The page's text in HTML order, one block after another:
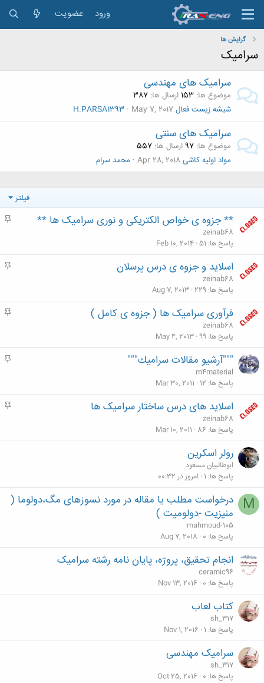
ورود عضویت
گرایش ها
سرامیک
سرامیک های مهندسی
موضوع ها 153 ارسال ها 387
شیشه زیست فعالMay 7, 2017
H.PARSA1393
سرامیک های سنتی
موضوع ها 97ارسال ها 557
مواد اولیه کاشیApr 28, 2018 محمد سرام
فیلتر
م
** جزوه ی خواص الکتریکی و نوری سرامیک ها **
zeinab68
پاسخ ها 51
Feb 10, 2014
م
اسلاید و جزوه ی درس پرسلان
zeinab68
پاسخ ها 229
Aug 7, 2013
م
فرآوری سرامیک ها ( جزوه ی کامل )
zeinab68
پاسخ ها 99
May 4, 2013
م
"""آرشيو مقالات سراميك"""
m4material
پاسخ ها 12
Mar 30, 2011
م
اسلاید های درس ساختار سرامیک ها
zeinab68
پاسخ ها 86
Mar 10, 2011
رولر اسکرین
ابوطالبیان مسعود
پاسخ ها 1 امروز در 00:32
M
درخواست مطلب یا مقاله در مورد نسوزهای مگ،دولوما (
منیزیت -دولومیت )
mahmoud-105
پاسخ ها 0
Aug 7, 2018
انجام تحقیق، پروژه، پایان نامه رشته سرامیک
ceramic96
پاسخ ها 0
Nov 13, 2016
کتاب لعاب
sh_317
پاسخ ها 1
Nov 1, 2016
سرامیک مهندسی
sh_317
پاسخ ها 0
Oct 25, 2016